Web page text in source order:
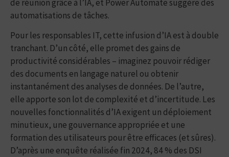
de réunion grâce à l’IA, et Power Automate suggère des
automatisations de tâches.
Pour les responsables IT, cette infusion d’IA est à double
tranchant. D’un côté, elle promet des gains de
productivité considérables – imaginez pouvoir rédiger
des documents en langage naturel ou obtenir
instantanément des analyses de données. De l’autre,
elle apporte son lot de complexité et d’incertitude. Les
nouvelles fonctionnalités d’IA exigent un déploiement
minutieux, une gouvernance appropriée et une
formation des utilisateurs pour être efficaces (et sûres).
D’après une enquête réalisée fin 2024, 84 % des DSI